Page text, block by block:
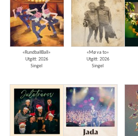
«RundballBall»
Utgitt: 2026
Singel
«Mø va to»
Utgitt: 2026
Singel